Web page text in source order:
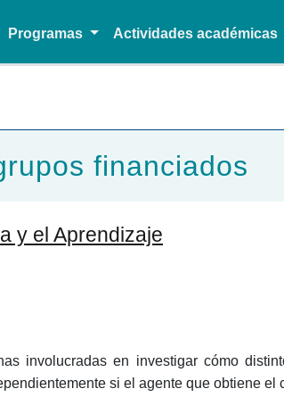
Programas Actividades académicas
financiados
y el Aprendizaje
involucradas en investigar cómo
si el agente que obtiene el